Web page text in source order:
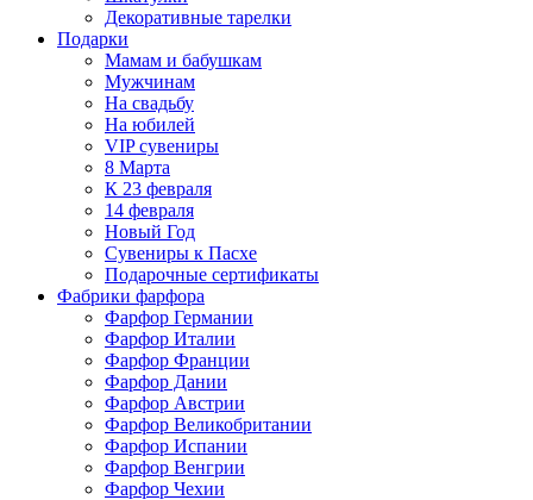
Декоративные тарелки
Подарки
Мамам и бабушкам
Мужчинам
На свадьбу
На юбилей
VIP сувениры
8 Марта
К 23 февраля
14 февраля
Новый Год
Сувениры к Пасхе
Подарочные сертификаты
Фабрики фарфора
Фарфор Германии
Фарфор Италии
Фарфор Франции
Фарфор Дании
Фарфор Австрии
Фарфор Великобритании
Фарфор Испании
Фарфор Венгрии
Фарфор Чехии